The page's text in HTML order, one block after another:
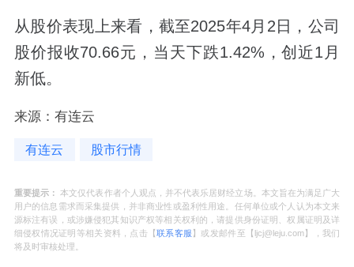
从股价表现上来看，截至2025年4月2日，公司
股价报收70.66元，当天下跌1.42%，创近1月
新低。
来源：有连云
有连云 股市行情
重要提示： 本文仅代表作者个人观点，并不代表乐居财经立场。本文旨在为满足广大
用户的信息需求而采集提供，并非商业性或盈利性用途。任何单位或个人认为本文来
源标注有误，或涉嫌侵犯其知识产权等相关权利的，请提供身份证明、权属证明及详
细侵权情况证明等相关资料，点击【联系客服 】或发邮件至【ljcj@leju.com】，我们
将及时审核处理。